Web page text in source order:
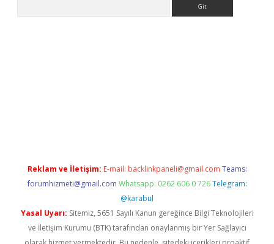
Reklam ve İletişim: E-mail: backlinkpaneli@gmail.com Teams:
forumhizmeti@gmail.com Whatsapp: 0262 606 0 726 Telegram:
@karabul
Yasal Uyarı: Sitemiz, 5651 Sayılı Kanun gereğince Bilgi Teknolojileri
ve İletişim Kurumu (BTK) tarafından onaylanmış bir Yer Sağlayıcı